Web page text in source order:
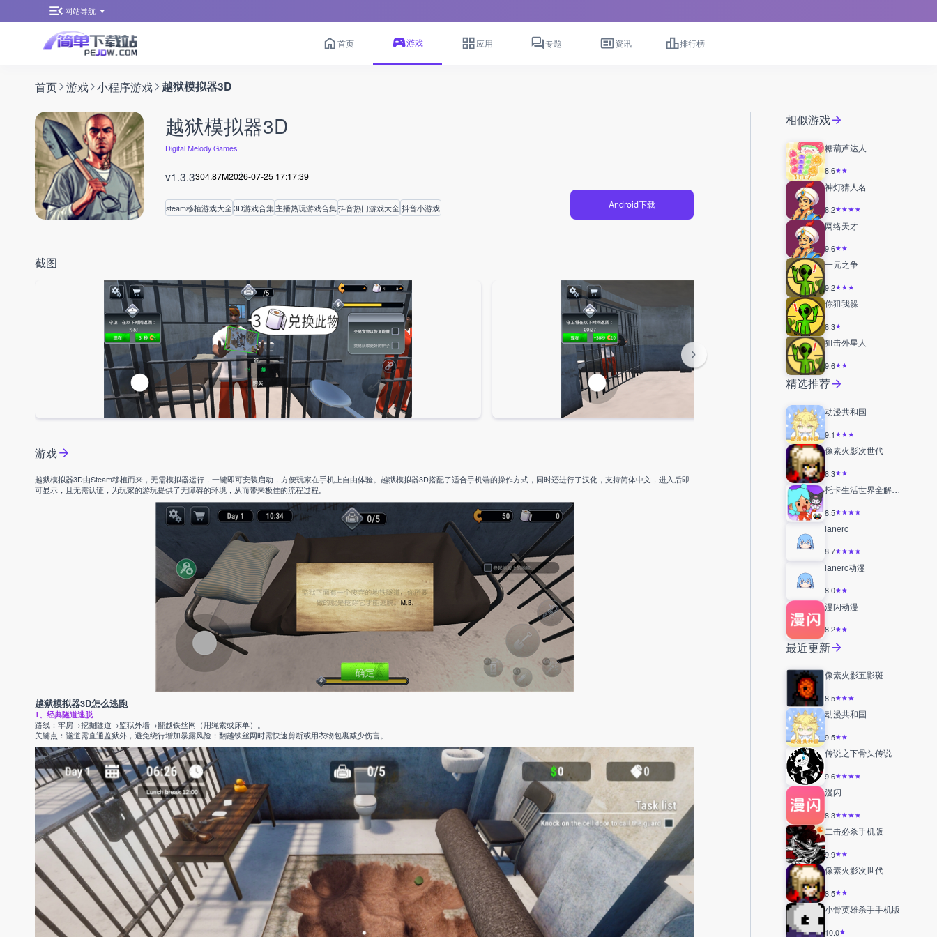
网站导航
首页 游戏 应用 专题 资讯 排行榜
首页 游戏 小程序游戏 越狱模拟器3D
越狱模拟器3D
Digital Melody Games
v1.3.3304.87M2026-07-25 17:17:39
steam移植游戏大全3D游戏合集主播热玩游戏合集抖音热门游戏大全 抖音小游戏 Android下载
截图
游戏
越狱模拟器3D由Steam移植而来，无需模拟器运行，一键即可安装启动，方便玩家在手机上自由体验。越狱模拟器3D搭配了适合手机端的操作方式，同时还进行了汉化，支持简体中文，进入后即
可显示，且无需认证，为玩家的游玩提供了无障碍的环境，从而带来极佳的流程过程。
越狱模拟器3D怎么逃跑
1、经典隧道逃脱
路线：牢房→挖掘隧道→监狱外墙→翻越铁丝网（用绳索或床单）。
关键点：隧道需直通监狱外，避免绕行增加暴露风险；翻越铁丝网时需快速剪断或用衣物包裹减少伤害。
相似游戏
糖葫芦达人
8.6
神灯猜人名
8.2
网络天才
9.6
一元之争
9.2
你狙我躲
8.3
狙击外星人
9.6
精选推荐
动漫共和国
9.1
像素火影次世代
8.3
托卡生活世界全解锁版
8.5
lanerc
8.7
lanerc动漫
8.0
漫闪动漫
8.2
最近更新
像素火影五影斑
8.5
动漫共和国
9.5
传说之下骨头传说
9.6
漫闪
8.3
二击必杀手机版
9.9
像素火影次世代
8.5
小骨英雄杀手手机版
10.0